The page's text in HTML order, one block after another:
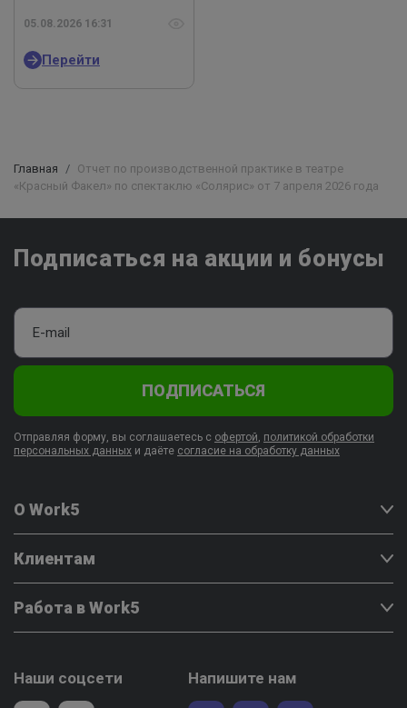
05.08.2026 16:31
Перейти
Главная
Отчет по производственной практике в театре
«Красный Факел» по спектаклю «Солярис» от 7 апреля 2026 года
О Work5
Клиентам
Работа в Work5
Наши соцсети Напишите нам
Подписаться на акции и бонусы
ПОДПИСАТЬСЯ
Отправляя форму, вы соглашаетесь с офертой, политикой обработки
персональных данных и даёте согласие на обработку данных